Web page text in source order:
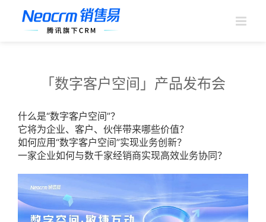
「数字客户空间」产品发布会
什么是“数字客户空间”？
它将为企业、客户、伙伴带来哪些价值？
如何应用“数字客户空间”实现业务创新？
一家企业如何与数千家经销商实现高效业务协同？